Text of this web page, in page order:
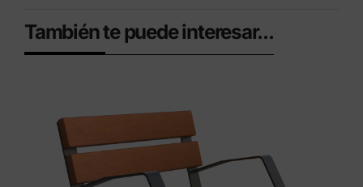
También te puede interesar...